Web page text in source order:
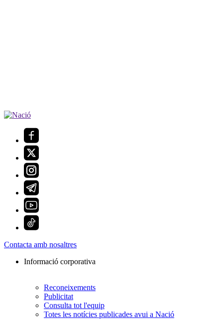
Contacta amb nosaltres
Informació corporativa
Reconeixements
Publicitat
Consulta tot l'equip
Totes les notícies publicades avui a Nació